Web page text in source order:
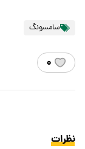
سامسونگ
۰
نظرات